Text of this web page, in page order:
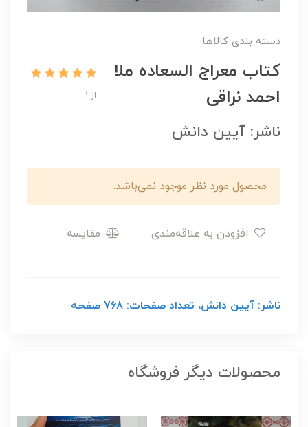
دسته بندی کالاها
کتاب معراج السعاده ملا
احمد نراقی
از 1
ناشر: آیین دانش
محصول مورد نظر موجود نمی‌باشد.
مقایسه
ناشر: آیین دانش، تعداد صفحات: 768 صفحه
محصولات دیگر فروشگاه